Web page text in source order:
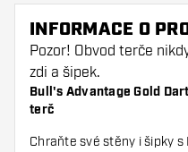
INFORMACE O
Pozor! Obvod terče
zdi a šipek.
Bull's Advantage Gold
terč
Chraňte své stěny i šipky s